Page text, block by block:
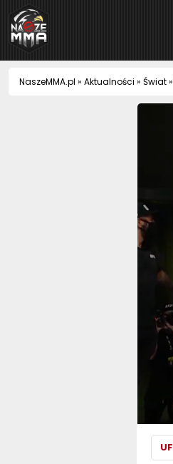
NaszeMMA
NaszeMMA.pl » Aktualności » Świat»